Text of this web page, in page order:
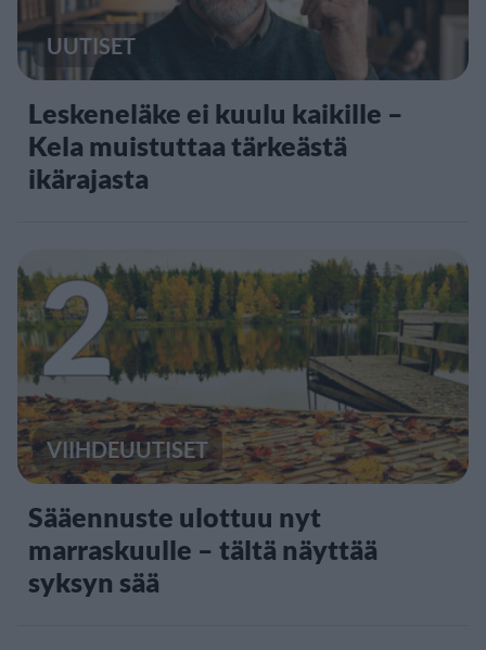
UUTISET
Leskeneläke ei kuulu kaikille –
Kela muistuttaa tärkeästä
ikärajasta
2
VIIHDEUUTISET
Sääennuste ulottuu nyt
marraskuulle – tältä näyttää
syksyn sää